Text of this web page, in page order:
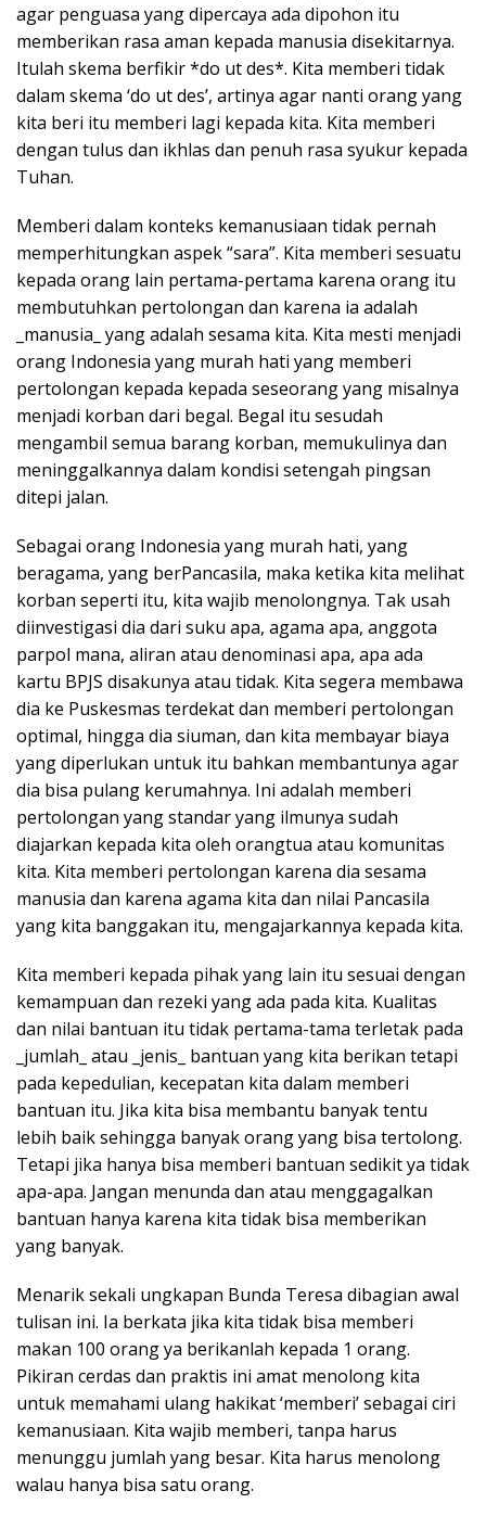
agar penguasa yang dipercaya ada dipohon itu
memberikan rasa aman kepada manusia disekitarnya.
Itulah skema berfikir *do ut des*. Kita memberi tidak
dalam skema ‘do ut des’, artinya agar nanti orang yang
kita beri itu memberi lagi kepada kita. Kita memberi
dengan tulus dan ikhlas dan penuh rasa syukur kepada
Tuhan.
Memberi dalam konteks kemanusiaan tidak pernah
memperhitungkan aspek “sara”. Kita memberi sesuatu
kepada orang lain pertama-pertama karena orang itu
membutuhkan pertolongan dan karena ia adalah
_manusia_ yang adalah sesama kita. Kita mesti menjadi
orang Indonesia yang murah hati yang memberi
pertolongan kepada kepada seseorang yang misalnya
menjadi korban dari begal. Begal itu sesudah
mengambil semua barang korban, memukulinya dan
meninggalkannya dalam kondisi setengah pingsan
ditepi jalan.
Sebagai orang Indonesia yang murah hati, yang
beragama, yang berPancasila, maka ketika kita melihat
korban seperti itu, kita wajib menolongnya. Tak usah
diinvestigasi dia dari suku apa, agama apa, anggota
parpol mana, aliran atau denominasi apa, apa ada
kartu BPJS disakunya atau tidak. Kita segera membawa
dia ke Puskesmas terdekat dan memberi pertolongan
optimal, hingga dia siuman, dan kita membayar biaya
yang diperlukan untuk itu bahkan membantunya agar
dia bisa pulang kerumahnya. Ini adalah memberi
pertolongan yang standar yang ilmunya sudah
diajarkan kepada kita oleh orangtua atau komunitas
kita. Kita memberi pertolongan karena dia sesama
manusia dan karena agama kita dan nilai Pancasila
yang kita banggakan itu, mengajarkannya kepada kita.
Kita memberi kepada pihak yang lain itu sesuai dengan
kemampuan dan rezeki yang ada pada kita. Kualitas
dan nilai bantuan itu tidak pertama-tama terletak pada
_jumlah_ atau _jenis_ bantuan yang kita berikan tetapi
pada kepedulian, kecepatan kita dalam memberi
bantuan itu. Jika kita bisa membantu banyak tentu
lebih baik sehingga banyak orang yang bisa tertolong.
Tetapi jika hanya bisa memberi bantuan sedikit ya tidak
apa-apa. Jangan menunda dan atau menggagalkan
bantuan hanya karena kita tidak bisa memberikan
yang banyak.
Menarik sekali ungkapan Bunda Teresa dibagian awal
tulisan ini. Ia berkata jika kita tidak bisa memberi
makan 100 orang ya berikanlah kepada 1 orang.
Pikiran cerdas dan praktis ini amat menolong kita
untuk memahami ulang hakikat ‘memberi’ sebagai ciri
kemanusiaan. Kita wajib memberi, tanpa harus
menunggu jumlah yang besar. Kita harus menolong
walau hanya bisa satu orang.